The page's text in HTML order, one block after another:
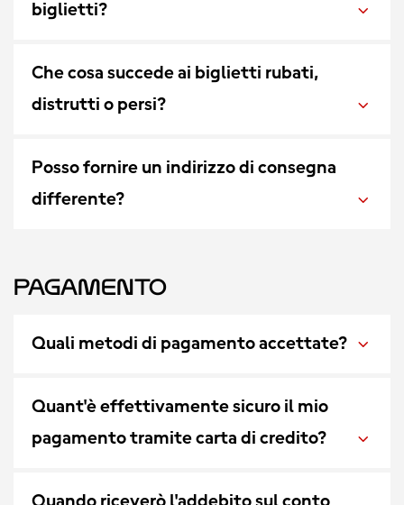
biglietti?
Che cosa succede ai biglietti rubati,
distrutti o persi?
Posso fornire un indirizzo di consegna
differente?
Pagamento
Quali metodi di pagamento accettate?
Quant'è effettivamente sicuro il mio
pagamento tramite carta di credito?